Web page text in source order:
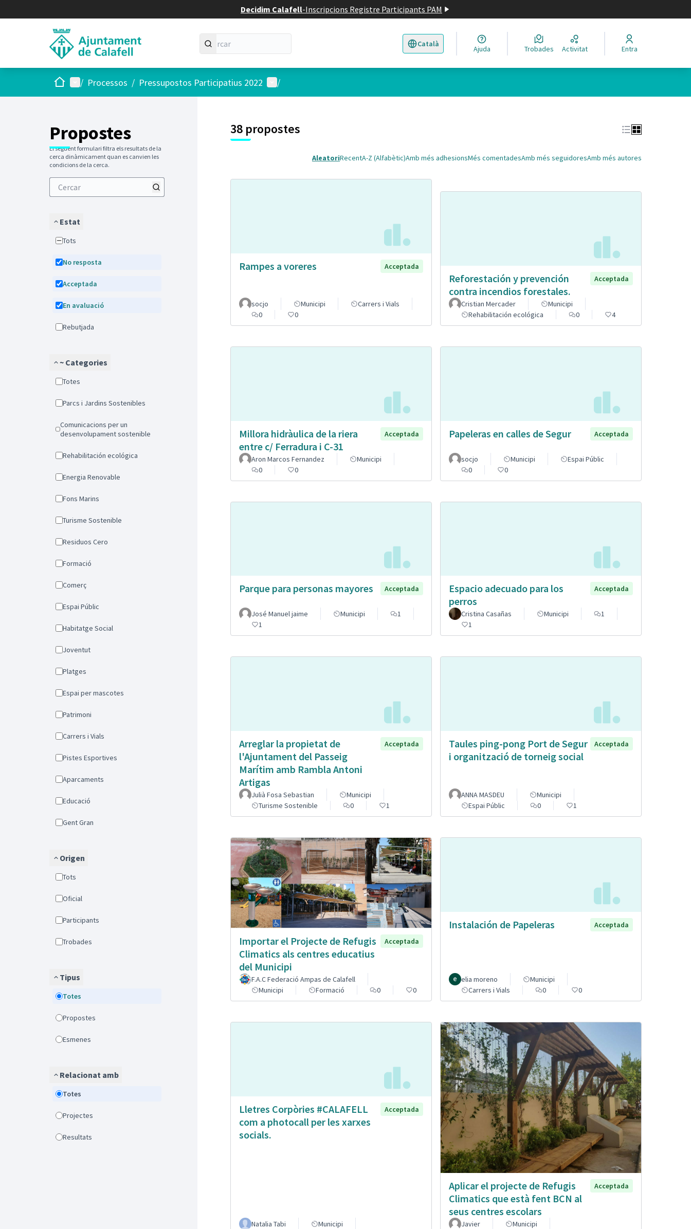
Decidim Calafell-Inscripcions Registre Participants PAM
Català
Triar la llengua Elegir el idioma
Ajuda Trobades Activitat Entra
Inici Menú principal
/ Processos / Pressupostos Participatius 2022 Menú d'usuari
/
Propostes
El següent formulari filtra els resultats de la
cerca dinàmicament quan es canvien les
condicions de la cerca.
Estat
Tots
No resposta
Acceptada
En avaluació
Rebutjada
~ Categories
Totes
Parcs i Jardins Sostenibles
Comunicacions per un
desenvolupament sostenible
Rehabilitación ecológica
Energia Renovable
Fons Marins
Turisme Sostenible
Residuos Cero
Formació
Comerç
Espai Públic
Habitatge Social
Joventut
Platges
Espai per mascotes
Patrimoni
Carrers i Vials
Pistes Esportives
Aparcaments
Educació
Gent Gran
Origen
Tots
Oficial
Participants
Trobades
Tipus
Totes
Propostes
Esmenes
Relacionat amb
Totes
Projectes
Resultats
38 propostes
AleatoriRecentA-Z (Alfabètic)Amb més adhesionsMés comentadesAmb més seguidoresAmb més autores
Rampes a voreres Acceptada
socjo Municipi
Carrers i Vials
0
0
Reforestación y prevención
contra incendios forestales.
Acceptada
Cristian Mercader
Municipi
Rehabilitación ecológica
0 4
Millora hidràulica de la riera
entre c/ Ferradura i C-31
Acceptada
Aron Marcos Fernandez
Municipi
0
0
Papeleras en calles de Segur Acceptada
socjo Municipi
Espai Públic
0
0
Parque para personas mayores Acceptada
José Manuel jaime Municipi
1
1
Espacio adecuado para los
perros
Acceptada
Cristina Casañas Municipi
1
1
Arreglar la propietat de
l'Ajuntament del Passeig
Marítim amb Rambla Antoni
Artigas
Acceptada
Julià Fosa Sebastian
Municipi
Turisme Sostenible
0 1
Taules ping-pong Port de Segur
i organització de torneig social
Acceptada
ANNA MASDEU
Municipi
Espai Públic
0 1
Importar el Projecte de Refugis
Climatics als centres educatius
del Municipi
Acceptada
F.A.C Federació Ampas de Calafell
Municipi
Formació 0 0
Instalación de Papeleras Acceptada
elia moreno
Municipi
Carrers i Vials
0 0
Lletres Corpòries #CALAFELL
com a photocall per les xarxes
socials.
Acceptada
Natalia Tabi
Municipi
Aplicar el projecte de Refugis
Climatics que està fent BCN al
seus centres escolars
Acceptada
Javier
Municipi